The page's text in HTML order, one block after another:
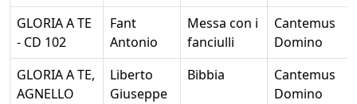
GLORIA A TE
- CD 102
Fant
Antonio
Messa con i
fanciulli
Cantemus
Domino
GLORIA A TE,
AGNELLO
Liberto
Giuseppe
Bibbia
Cantemus
Domino